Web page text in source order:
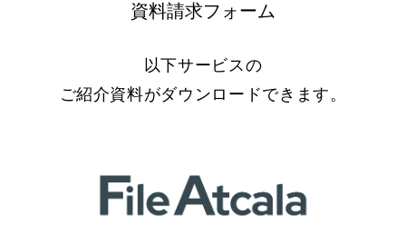
資料請求フォーム
以下サービスの
ご紹介資料がダウンロードできます。